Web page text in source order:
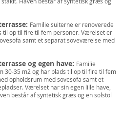
Familie suiterne er renoverede
til op til fire til fem personer. Værelset er
samt et separat soveværelse med
og egen have: Familie
30-35 m2 og har plads til op til fire til fem
opholdsrum med sovesofa samt et
Værelset har sin egen lille have,
består af syntetisk græs og en solstol